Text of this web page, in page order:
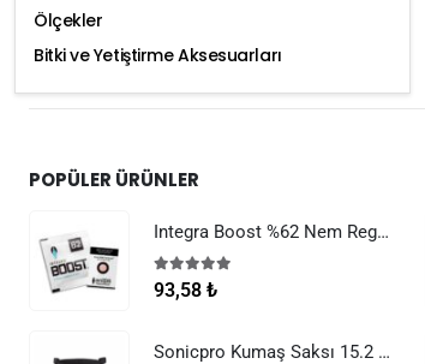
Ölçekler
Bitki ve Yetiştirme Aksesuarları
POPÜLER ÜRÜNLER
Integra Boost %62 Nem Regülatörü 8 g
5.005 üzerinden
93,58 ₺
Sonicpro Kumaş Saksı 15.2 Litre (4 Galon)